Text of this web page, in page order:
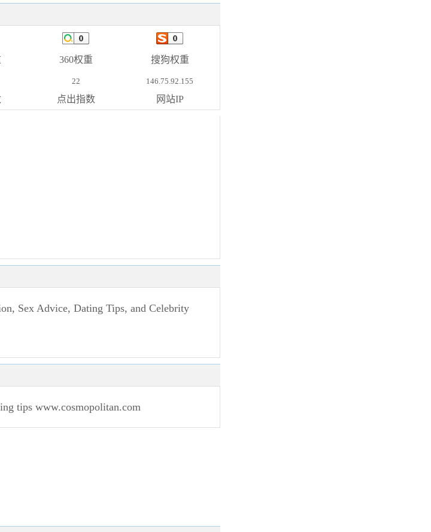
360权重 搜狗权重
22
点出指数
146.75.92.155
网站IP
Sex Advice, Dating Tips, and Celebrity
tips www.cosmopolitan.com